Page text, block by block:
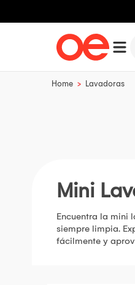
Home > Lavadoras
Mini
Encuentra la mini
siempre limpia.
fácilmente y